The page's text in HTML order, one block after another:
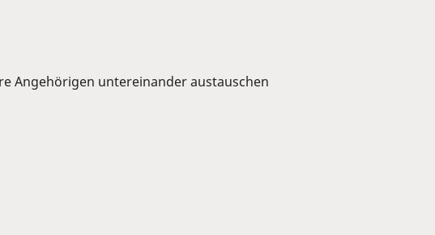
Angehörigen untereinander austauschen